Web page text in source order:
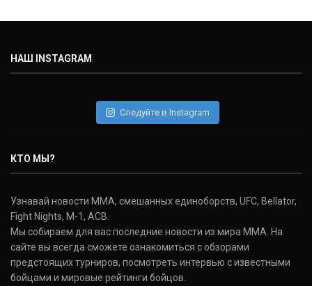
НАШ INSTAGRAM
Следуйте в Instagram
КТО МЫ?
Узнавай новости ММА, смешанных единоборств, UFC, Bellator,
Fight Nights, M-1, ACB.
Мы собираем для вас последние новости из мира ММА. На
сайте вы всегда сможете ознакомиться с обзорами
предстоящих турниров, посмотреть интервью с известными
бойцами и мировые рейтинги бойцов.